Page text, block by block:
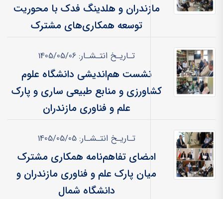
مازندران و هلدینگ فدک با محوریت
توسعه همکاری‌های مشترک
تـاریـخ انتـشـار: 1405/05/06
نشست هم‌اندیشی دانشگاه علوم
کشاورزی و منابع طبیعی ساری و پارک
علم و فناوری مازندران
تـاریـخ انتـشـار: 1405/05/05
امضای تفاهم‌نامه همکاری مشترک
میان پارک علم و فناوری مازندران و
دانشگاه شمال